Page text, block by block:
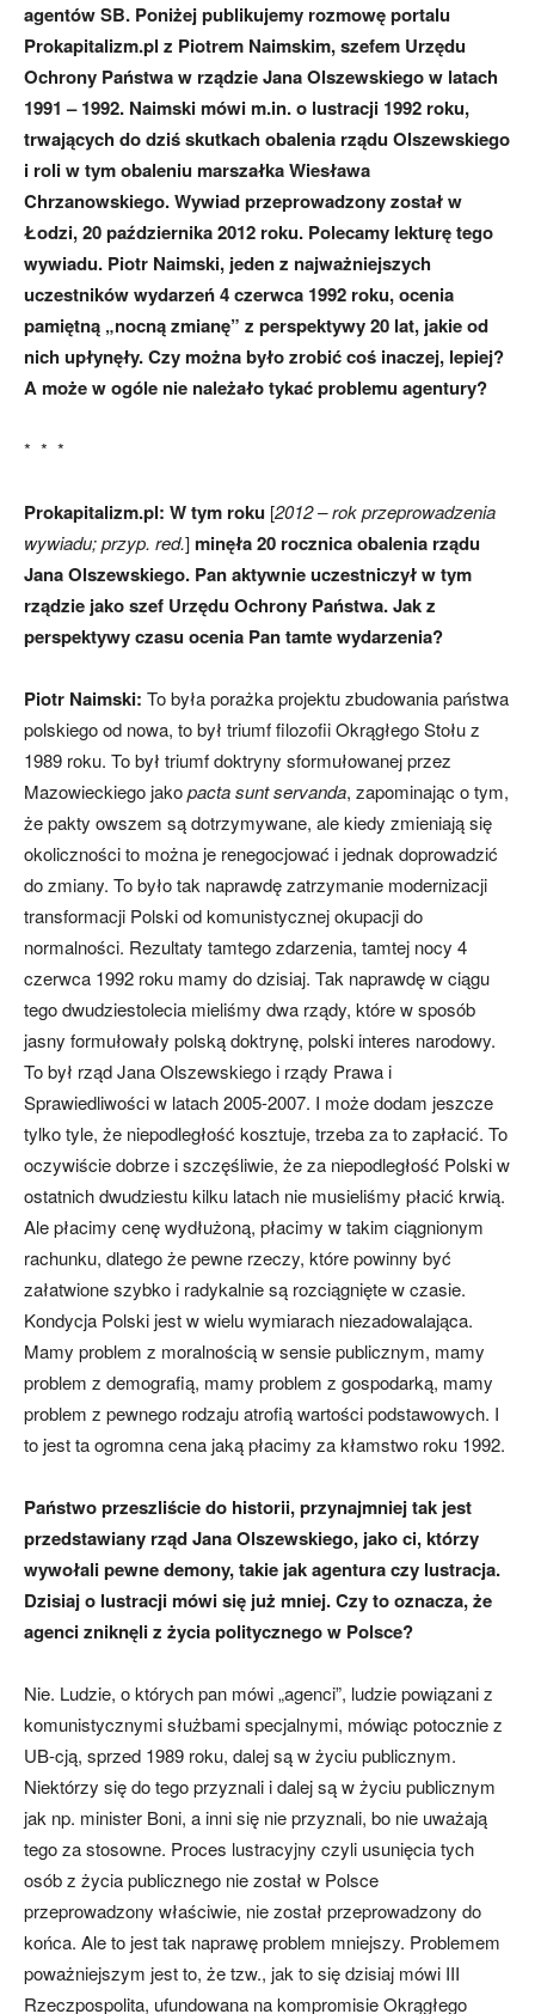
agentów SB. Poniżej publikujemy rozmowę portalu
Prokapitalizm.pl z Piotrem Naimskim, szefem Urzędu
Ochrony Państwa w rządzie Jana Olszewskiego w latach
1991 – 1992. Naimski mówi m.in. o lustracji 1992 roku,
trwających do dziś skutkach obalenia rządu Olszewskiego
i roli w tym obaleniu marszałka Wiesława
Chrzanowskiego. Wywiad przeprowadzony został w
Łodzi, 20 października 2012 roku. Polecamy lekturę tego
wywiadu. Piotr Naimski, jeden z najważniejszych
uczestników wydarzeń 4 czerwca 1992 roku, ocenia
pamiętną „nocną zmianę” z perspektywy 20 lat, jakie od
nich upłynęły. Czy można było zrobić coś inaczej, lepiej?
A może w ogóle nie należało tykać problemu agentury?
* * *
Prokapitalizm.pl: W tym roku [2012 – rok przeprowadzenia
wywiadu; przyp. red.]minęła 20 rocznica obalenia rządu
Jana Olszewskiego. Pan aktywnie uczestniczył w tym
rządzie jako szef Urzędu Ochrony Państwa. Jak z
perspektywy czasu ocenia Pan tamte wydarzenia?
Piotr Naimski: To była porażka projektu zbudowania państwa
polskiego od nowa, to był triumf filozofii Okrągłego Stołu z
1989 roku. To był triumf doktryny sformułowanej przez
Mazowieckiego jakopacta sunt servanda, zapominając o tym,
że pakty owszem są dotrzymywane, ale kiedy zmieniają się
okoliczności to można je renegocjować i jednak doprowadzić
do zmiany. To było tak naprawdę zatrzymanie modernizacji
transformacji Polski od komunistycznej okupacji do
normalności. Rezultaty tamtego zdarzenia, tamtej nocy 4
czerwca 1992 roku mamy do dzisiaj. Tak naprawdę w ciągu
tego dwudziestolecia mieliśmy dwa rządy, które w sposób
jasny formułowały polską doktrynę, polski interes narodowy.
To był rząd Jana Olszewskiego i rządy Prawa i
Sprawiedliwości w latach 2005-2007. I może dodam jeszcze
tylko tyle, że niepodległość kosztuje, trzeba za to zapłacić. To
oczywiście dobrze i szczęśliwie, że za niepodległość Polski w
ostatnich dwudziestu kilku latach nie musieliśmy płacić krwią.
Ale płacimy cenę wydłużoną, płacimy w takim ciągnionym
rachunku, dlatego że pewne rzeczy, które powinny być
załatwione szybko i radykalnie są rozciągnięte w czasie.
Kondycja Polski jest w wielu wymiarach niezadowalająca.
Mamy problem z moralnością w sensie publicznym, mamy
problem z demografią, mamy problem z gospodarką, mamy
problem z pewnego rodzaju atrofią wartości podstawowych. I
to jest ta ogromna cena jaką płacimy za kłamstwo roku 1992.
Państwo przeszliście do historii, przynajmniej tak jest
przedstawiany rząd Jana Olszewskiego, jako ci, którzy
wywołali pewne demony, takie jak agentura czy lustracja.
Dzisiaj o lustracji mówi się już mniej. Czy to oznacza, że
agenci zniknęli z życia politycznego w Polsce?
Nie. Ludzie, o których pan mówi „agenci”, ludzie powiązani z
komunistycznymi służbami specjalnymi, mówiąc potocznie z
UB-cją, sprzed 1989 roku, dalej są w życiu publicznym.
Niektórzy się do tego przyznali i dalej są w życiu publicznym
jak np. minister Boni, a inni się nie przyznali, bo nie uważają
tego za stosowne. Proces lustracyjny czyli usunięcia tych
osób z życia publicznego nie został w Polsce
przeprowadzony właściwie, nie został przeprowadzony do
końca. Ale to jest tak naprawę problem mniejszy. Problemem
poważniejszym jest to, że tzw., jak to się dzisiaj mówi III
Rzeczpospolita, ufundowana na kompromisie Okrągłego